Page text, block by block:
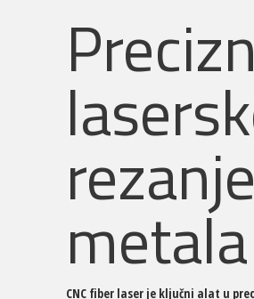
rezanje
metala
CNC fiber laser je ključni alat u